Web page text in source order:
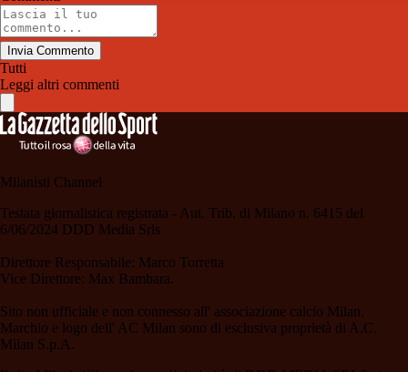
Invia Commento
Tutti
Leggi altri commenti
Milanisti Channel
Testata giornalistica registrata - Aut. Trib. di Milano n. 6415 del
6/06/2024 DDD Media Srls
Direttore Responsabile: Marco Torretta
Vice Direttore: Max Bambara.
Sito non ufficiale e non connesso all' associazione calcio Milan.
Marchio e logo dell' AC Milan sono di esclusiva proprietà di A.C.
Milan S.p.A.